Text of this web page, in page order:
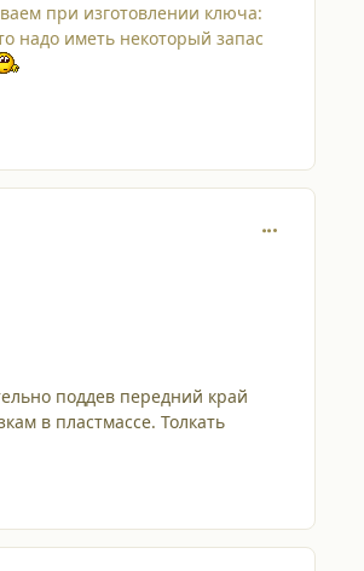
при изготовлении ключа:
надо иметь некоторый запас
поддев передний край
в пластмассе. Толкать